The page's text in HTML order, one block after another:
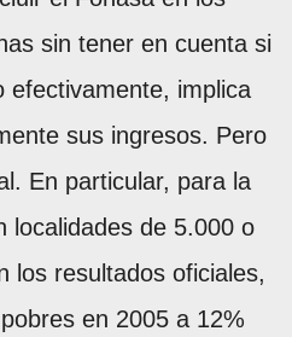
sin tener en cuenta si
efectivamente, implica
sus ingresos. Pero
En particular, para la
localidades de 5.000 o
los resultados oficiales,
en 2005 a 12%